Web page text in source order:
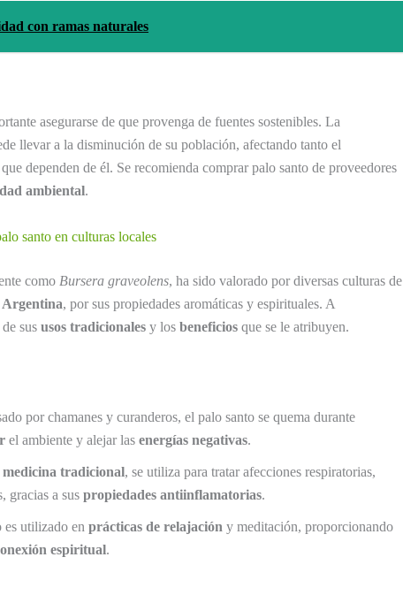
con ramas naturales
asegurarse de que provenga de fuentes sostenibles. La
llevar a la disminución de su población, afectando tanto el
dependen de él. Se recomienda comprar palo santo de proveedores
ambiental.
santo en culturas locales
como Bursera graveolens, ha sido valorado por diversas culturas de
Argentina, por sus propiedades aromáticas y espirituales. A
sus usos tradicionales y los beneficios que se le atribuyen.
por chamanes y curanderos, el palo santo se quema durante
el ambiente y alejar las energías negativas.
medicina tradicional, se utiliza para tratar afecciones respiratorias,
gracias a sus propiedades antiinflamatorias.
es utilizado en prácticas de relajación y meditación, proporcionando
espiritual.